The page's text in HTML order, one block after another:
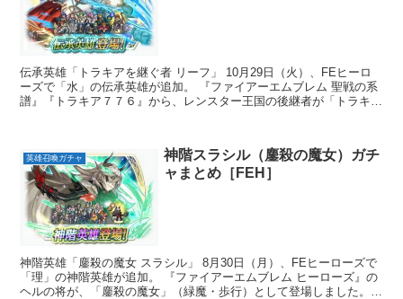
伝承英雄「トラキアを継ぐ者 リーフ」 10月29日（火）、FEヒーロ
ーズで「水」の伝承英雄が追加。 『ファイアーエムブレム 聖戦の系
譜』『トラキア７７６』から、レンスター王国の後継者が「トラキア
英雄召喚ガチャ
神階スラシル（鏖殺の魔女）ガチ
ャまとめ［FEH］
神階英雄「鏖殺の魔女 スラシル」 8月30日（月）、FEヒーローズで
「理」の神階英雄が追加。 『ファイアーエムブレム ヒーローズ』の
ヘルの将が、「鏖殺の魔女」（緑魔・歩行）として登場しました。